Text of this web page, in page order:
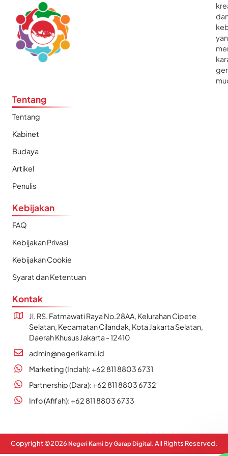
Tentang
Tentang
Kabinet
Budaya
Artikel
Penulis
Kebijakan
FAQ
Kebijakan Privasi
Kebijakan Cookie
Syarat dan Ketentuan
Kontak
Jl. RS. Fatmawati Raya No.28AA, Kelurahan Cipete
Selatan, Kecamatan Cilandak, Kota Jakarta Selatan,
Daerah Khusus Jakarta - 12410
admin@negerikami.id
Marketing (Indah): +62 811 8803 6731
Partnership (Dara): +62 811 8803 6732
Info (Afifah): +62 811 8803 6733
Copyright ©2026 Negeri Kami byGarap Digital. All Rights Reserved.